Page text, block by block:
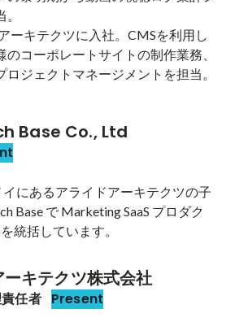
ーキテクツに入社。CMSを利用し
コーポレートサイトの制作業務、
ジェクトマネージメントを担当。
Base Co., Ltd
にあるアライドアーキテクツの子
Base で Marketing SaaS プロダク
統括しています。
ーキテクツ株式会社
任者 Present